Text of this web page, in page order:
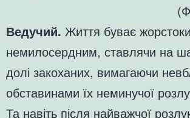
Ведучий. Життя буває
немилосердним, ставлячи на
долі закоханих, вимагаючи
обставинами їх неминучої
Та навіть після найважчої